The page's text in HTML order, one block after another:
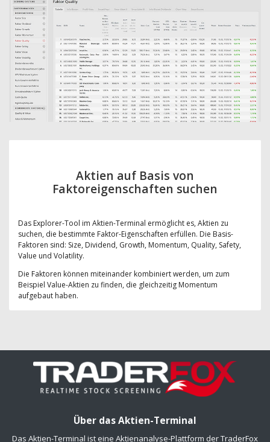
Aktien auf Basis von
Faktoreigenschaften suchen
Das Explorer-Tool im Aktien-Terminal ermöglicht es, Aktien zu
suchen, die bestimmte Faktor-Eigenschaften erfüllen. Die Basis-
Faktoren sind: Size, Dividend, Growth, Momentum, Quality, Safety,
Value und Volatility.
Die Faktoren können miteinander kombiniert werden, um zum
Beispiel Value-Aktien zu finden, die gleichzeitig Momentum
aufgebaut haben.
Über das Aktien-Terminal
Das Aktien-Terminal ist eine Aktienanalyse-Plattform der TraderFox